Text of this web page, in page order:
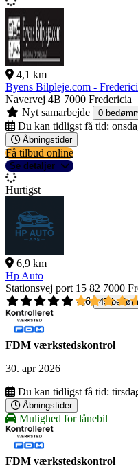
4,1 km
Byens Bilpleje.com -
Navervej 4B 7000 Fredericia
Nyt samarbejde
0
Du kan tidligst få tid:
Åbningstider
Få tilbud online
Se detaljer
Hurtigst
6,9 km
Hp Auto
Stationsvej port 15 82 7000
4,6
45
FDM værkstedskontrol
30. apr 2026
Du kan tidligst få tid:
Åbningstider
Mulighed for lånebil
FDM værkstedskontrol